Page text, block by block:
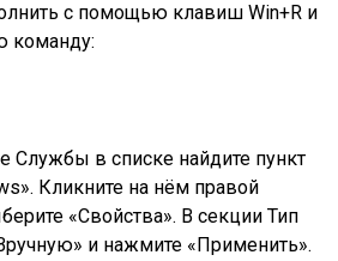
с помощью клавиш Win+R и
команду:
Службы в списке найдите пункт
Кликните на нём правой
«Свойства». В секции Тип
и нажмите «Применить».